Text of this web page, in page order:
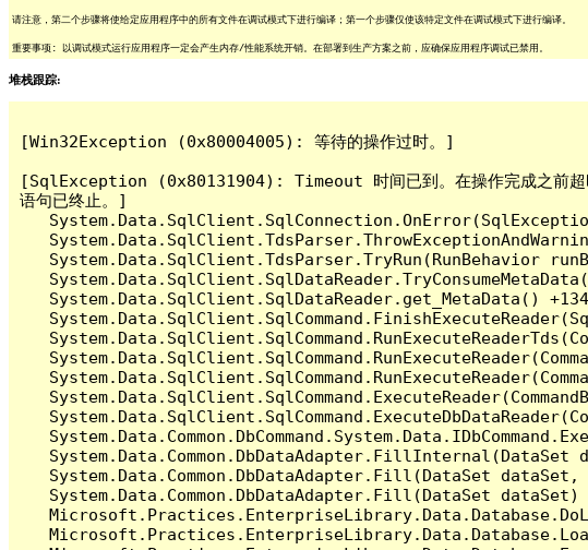
请注意，第二个步骤将使给定应用程序中的所有文件在调试模式下进行编译；第一个步骤仅使该特定文件在调试模式下进行编译。
重要事项: 以调试模式运行应用程序一定会产生内存/性能系统开销。在部署到生产方案之前，应确保应用程序调试已禁用。
堆栈跟踪:
[Win32Exception (0x80004005): 等待的操作过时。]
[SqlException (0x80131904): Timeout 时间已到。在操作完成之前超时
语句已终止。]
System.Data.SqlClient.TdsParser.TryRun(RunBehavior
   System.Data.SqlClient.SqlDataReader.get_MetaData() +134
System.Data.Common.DbDataAdapter.FillInternal(DataSet
System.Data.Common.DbDataAdapter.Fill(DataSet
System.Data.Common.DbDataAdapter.Fill(DataSet dataSet)